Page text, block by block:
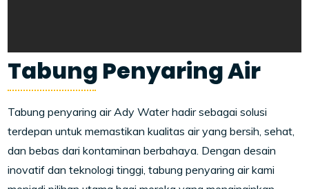
Tabung Penyaring Air
Tabung penyaring air Ady Water hadir sebagai solusi
terdepan untuk memastikan kualitas air yang bersih, sehat,
dan bebas dari kontaminan berbahaya. Dengan desain
inovatif dan teknologi tinggi, tabung penyaring air kami